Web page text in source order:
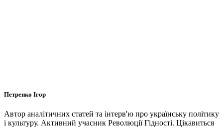
Петренко Ігор
Автор аналітичних статей та інтерв'ю про українську політику
і культуру. Активний учасник Революції Гідності. Цікавиться